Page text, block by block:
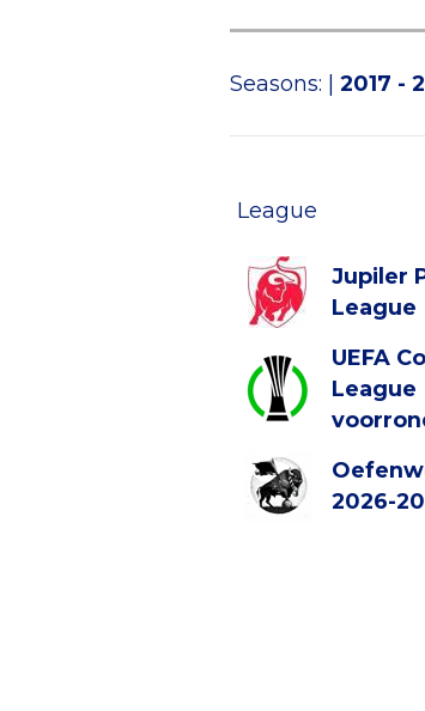
Seasons: 2017 -
League
Jupiler
League
UEFA
League
2026-